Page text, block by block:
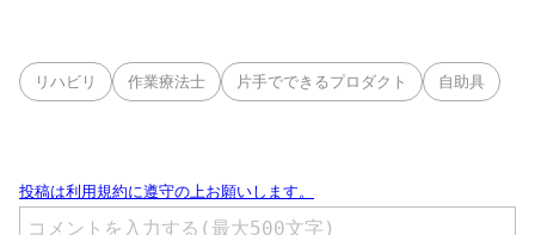
リハビリ 作業療法士 片手でできるプロダクト 自助具